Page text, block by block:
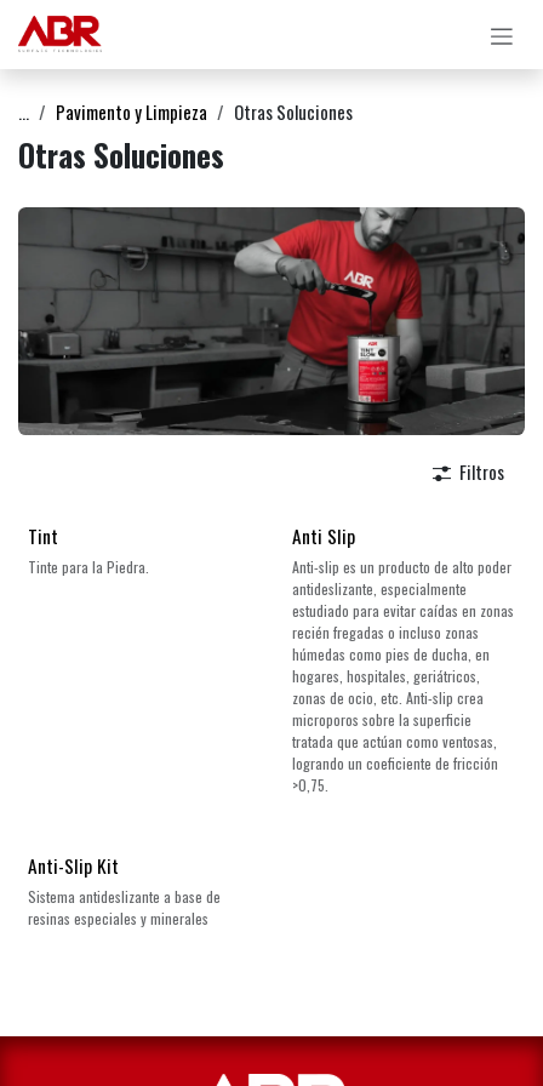
Ir al contenido
... Pavimento y Limpieza Otras Soluciones
Otras Soluciones
Filtros
Tint
Tinte para la Piedra.
Anti Slip
Anti-slip es un producto de alto poder
antideslizante, especialmente
estudiado para evitar caídas en zonas
recién fregadas o incluso zonas
húmedas como pies de ducha, en
hogares, hospitales, geriátricos,
zonas de ocio, etc. Anti-slip crea
microporos sobre la superficie
tratada que actúan como ventosas,
logrando un coeficiente de fricción
>0,75.
Anti-Slip Kit
Sistema antideslizante a base de
resinas especiales y minerales